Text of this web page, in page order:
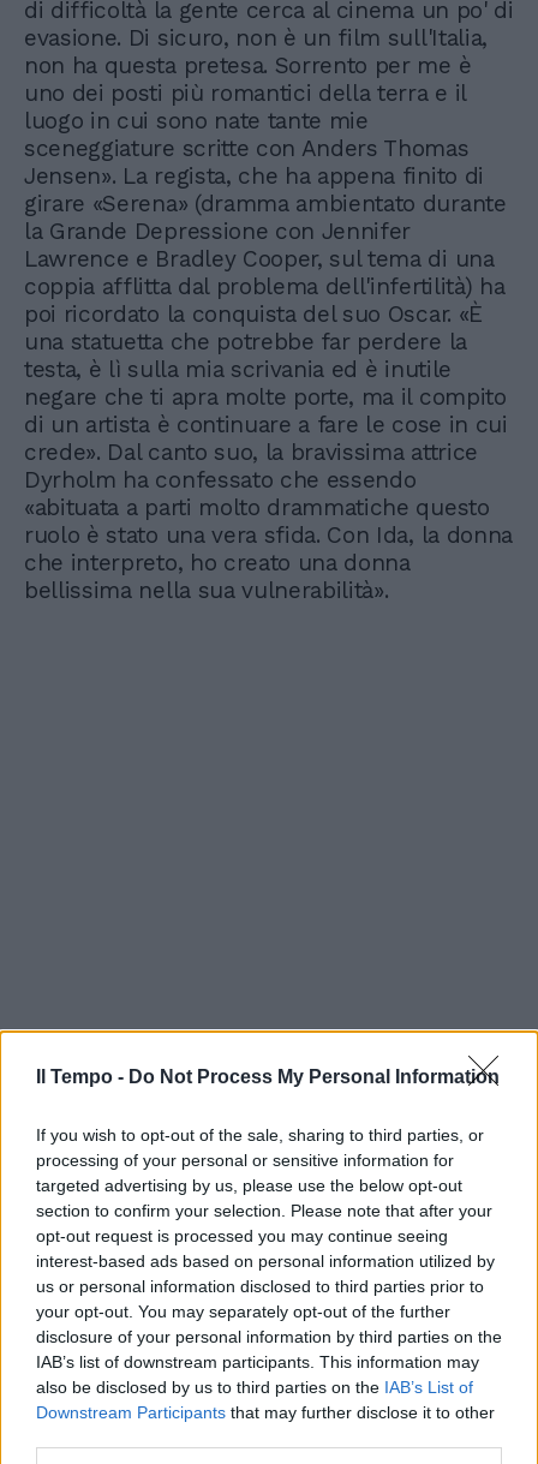
Il Tempo - Do Not Process My Personal Information
If you wish to opt-out of the sale, sharing to third parties, or
processing of your personal or sensitive information for
targeted advertising by us, please use the below opt-out
section to confirm your selection. Please note that after your
opt-out request is processed you may continue seeing
interest-based ads based on personal information utilized by
us or personal information disclosed to third parties prior to
your opt-out. You may separately opt-out of the further
disclosure of your personal information by third parties on the
IAB’s list of downstream participants. This information may
also be disclosed by us to third parties on the IAB’s List of
Downstream Participants that may further disclose it to other
di difficoltà la gente cerca al cinema un po' di
evasione. Di sicuro, non è un film sull'Italia,
non ha questa pretesa. Sorrento per me è
uno dei posti più romantici della terra e il
luogo in cui sono nate tante mie
sceneggiature scritte con Anders Thomas
Jensen». La regista, che ha appena finito di
girare «Serena» (dramma ambientato durante
la Grande Depressione con Jennifer
Lawrence e Bradley Cooper, sul tema di una
coppia afflitta dal problema dell'infertilità) ha
poi ricordato la conquista del suo Oscar. «È
una statuetta che potrebbe far perdere la
testa, è lì sulla mia scrivania ed è inutile
negare che ti apra molte porte, ma il compito
di un artista è continuare a fare le cose in cui
crede». Dal canto suo, la bravissima attrice
Dyrholm ha confessato che essendo
«abituata a parti molto drammatiche questo
ruolo è stato una vera sfida. Con Ida, la donna
che interpreto, ho creato una donna
bellissima nella sua vulnerabilità».
In evidenza